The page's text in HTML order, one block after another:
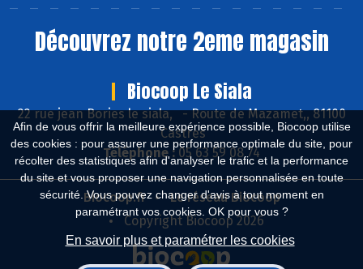
Afin de vous offrir la meilleure expérience possible, Biocoop utilise
des cookies : pour assurer une performance optimale du site, pour
récolter des statistiques afin d'analyser le trafic et la performance
du site et vous proposer une navigation personnalisée en toute
sécurité. Vous pouvez changer d'avis à tout moment en
paramétrant vos cookies. OK pour vous ?
En savoir plus et paramétrer les cookies
Découvrez notre 2eme magasin
Biocoop Le Siala
22 rue jean Bories le siala,-Route de Mazamet,, 81100
Castres
Téléphone : 05 63 59 08 74
Biocoop.fr
Le réseau Biocoop
Copyright Biocoop 2026